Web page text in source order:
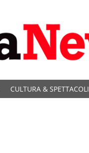
CULTURA & SPETTACOLI